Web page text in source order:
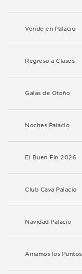
Vende en Palacio
Regreso a Clases
Galas de Otoño
Noches Palacio
El Buen Fin 2026
Club Cava Palacio
Navidad Palacio
Amamos los Puntos